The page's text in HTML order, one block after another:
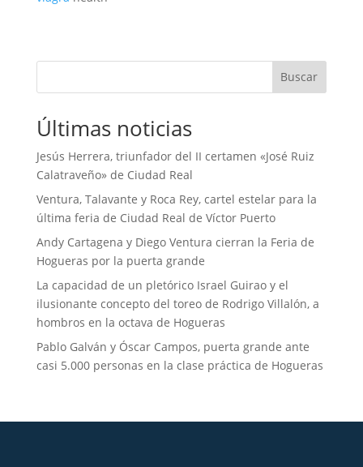
Buscar
Últimas noticias
Jesús Herrera, triunfador del II certamen «José Ruiz
Calatraveño» de Ciudad Real
Ventura, Talavante y Roca Rey, cartel estelar para la
última feria de Ciudad Real de Víctor Puerto
Andy Cartagena y Diego Ventura cierran la Feria de
Hogueras por la puerta grande
La capacidad de un pletórico Israel Guirao y el
ilusionante concepto del toreo de Rodrigo Villalón, a
hombros en la octava de Hogueras
Pablo Galván y Óscar Campos, puerta grande ante
casi 5.000 personas en la clase práctica de Hogueras